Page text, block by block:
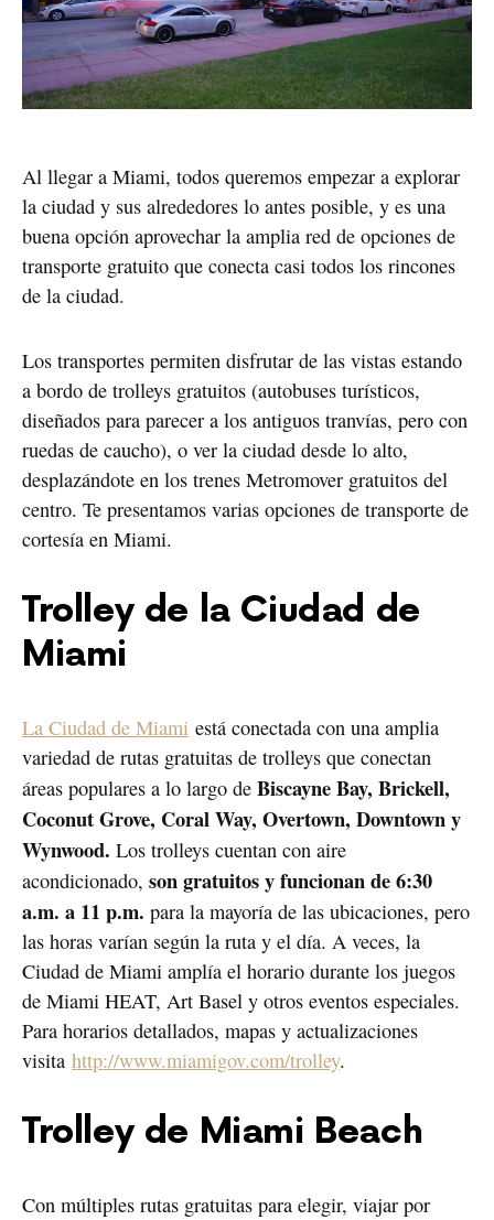
Al llegar a Miami, todos queremos empezar a explorar
la ciudad y sus alrededores lo antes posible, y es una
buena opción aprovechar la amplia red de opciones de
transporte gratuito que conecta casi todos los rincones
de la ciudad.
Los transportes permiten disfrutar de las vistas estando
a bordo de trolleys gratuitos (autobuses turísticos,
diseñados para parecer a los antiguos tranvías, pero con
ruedas de caucho), o ver la ciudad desde lo alto,
desplazándote en los trenes Metromover gratuitos del
centro. Te presentamos varias opciones de transporte de
cortesía en Miami.
Trolley de la Ciudad de
Miami
La Ciudad de Miami está conectada con una amplia
variedad de rutas gratuitas de trolleys que conectan
áreas populares a lo largo de Biscayne Bay, Brickell,
Coconut Grove, Coral Way, Overtown, Downtown y
Wynwood. Los trolleys cuentan con aire
acondicionado, son gratuitos y funcionan de 6:30
a.m. a 11 p.m. para la mayoría de las ubicaciones, pero
las horas varían según la ruta y el día. A veces, la
Ciudad de Miami amplía el horario durante los juegos
de Miami HEAT, Art Basel y otros eventos especiales.
Para horarios detallados, mapas y actualizaciones
visita http://www.miamigov.com/trolley.
Trolley de Miami Beach
Con múltiples rutas gratuitas para elegir, viajar por